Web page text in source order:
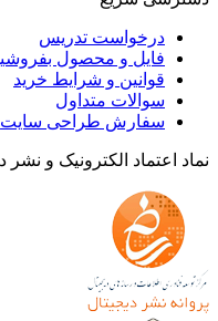
درخواست تدریس
فایل و محصول بفروشید
قوانین و شرایط خرید
سوالات متداول
سفارش طراحی سایت
اعتماد الکترونیک و نشر